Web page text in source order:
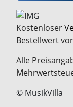
Kostenloser
Bestellwert
Alle
© MusikVilla